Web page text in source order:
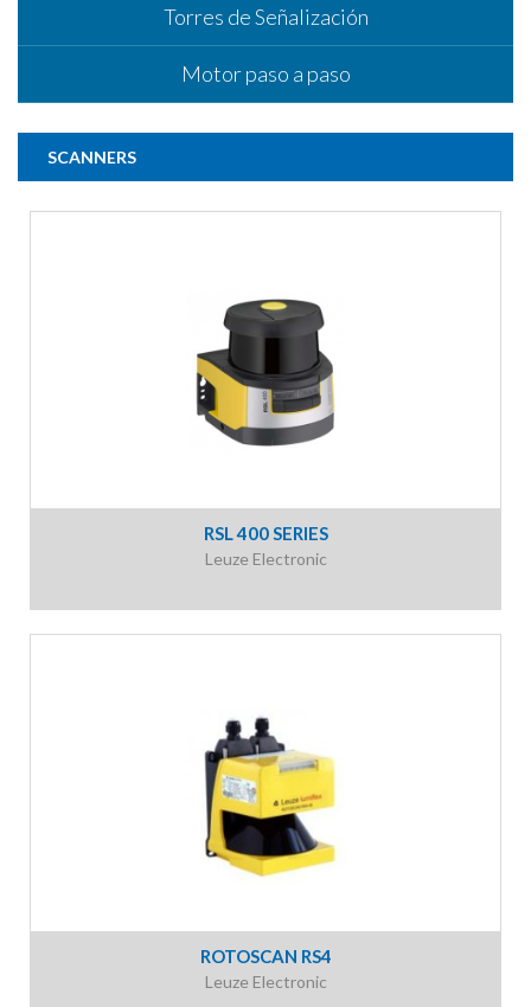
Torres de Señalización
Motor paso a paso
SCANNERS
RSL 400 SERIES
Leuze Electronic
ROTOSCAN RS4
Leuze Electronic